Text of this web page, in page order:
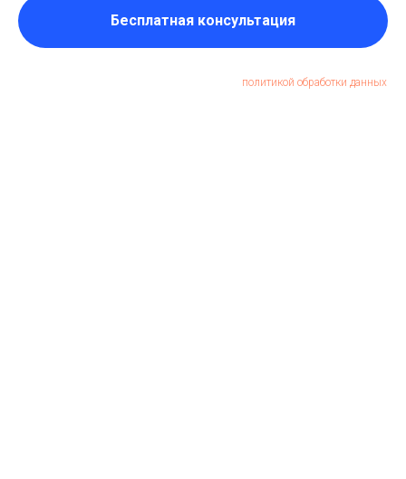
Бесплатная консультация
политикой обработки данных